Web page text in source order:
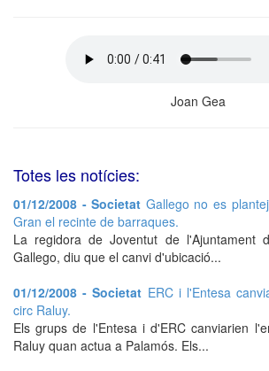
Joan Gea
Totes les notícies:
01/12/2008 - Societat Gallego no es
Gran el recinte de barraques.
La regidora de Joventut de l'Ajuntament
Gallego, diu que el canvi d'ubicació...
01/12/2008 - Societat ERC i l'Entesa
circ Raluy.
Els grups de l'Entesa i d'ERC canviarien
Raluy quan actua a Palamós. Els...